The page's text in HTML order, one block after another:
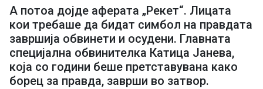
А потоа дојде аферата „Рекет“. Лицата
кои требаше да бидат симбол на правдата
завршија обвинети и осудени. Главната
специјална обвинителка Катица Јанева,
која со години беше претставувана како
борец за правда, заврши во затвор.